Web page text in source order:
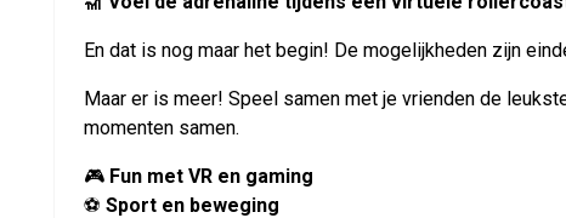
En dat is nog maar het begin! De mogelijkheden zijn
Maar er is meer! Speel samen met je vrienden de
momenten samen.
🎮 Fun met VR en gaming
⚽ Sport en beweging